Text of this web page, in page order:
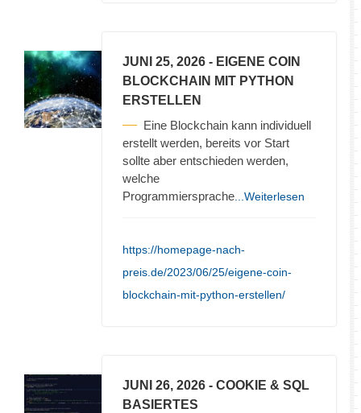
JUNI 25, 2026 - EIGENE COIN
BLOCKCHAIN MIT PYTHON
ERSTELLEN
Eine Blockchain kann individuell
erstellt werden, bereits vor Start
sollte aber entschieden werden,
welche
Programmiersprache ...Weiterlesen
https://homepage-nach-
preis.de/2023/06/25/eigene-coin-
blockchain-mit-python-erstellen/
JUNI 26, 2026 - COOKIE & SQL
BASIERTES